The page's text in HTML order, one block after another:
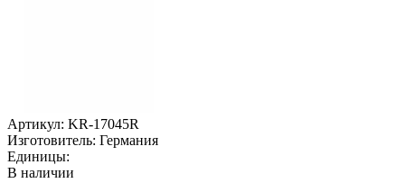
Артикул: KR-17045R
Изготовитель: Германия
Единицы:
В наличии